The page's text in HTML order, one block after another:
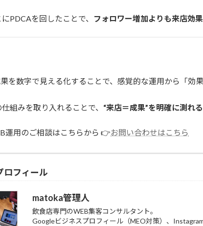
PDCAを回したことで、 フォロワー増加よりも来店効
を数字で見える化することで、感覚的な運用から「効
組みを取り入れることで、 “来店＝成果”を明確に測れ
運用のご相談はこちらから 👉お問い合わせはこちら
ロフィール
matoka管理人
飲食店専門のWEB集客コンサルタント。
Googleビジネスプロフィール（MEO対策）、